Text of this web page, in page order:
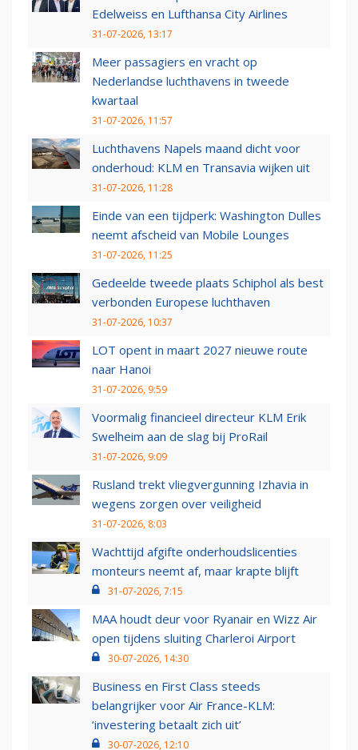
Edelweiss en Lufthansa City Airlines
31-07-2026, 13:17
Meer passagiers en vracht op
Nederlandse luchthavens in tweede
kwartaal
31-07-2026, 11:57
Luchthavens Napels maand dicht voor
onderhoud: KLM en Transavia wijken uit
31-07-2026, 11:28
Einde van een tijdperk: Washington Dulles
neemt afscheid van Mobile Lounges
31-07-2026, 11:25
Gedeelde tweede plaats Schiphol als best
verbonden Europese luchthaven
31-07-2026, 10:37
LOT opent in maart 2027 nieuwe route
naar Hanoi
31-07-2026, 9:59
Voormalig financieel directeur KLM Erik
Swelheim aan de slag bij ProRail
31-07-2026, 9:09
Rusland trekt vliegvergunning Izhavia in
wegens zorgen over veiligheid
31-07-2026, 8:03
Wachttijd afgifte onderhoudslicenties
monteurs neemt af, maar krapte blijft
31-07-2026, 7:15
MAA houdt deur voor Ryanair en Wizz Air
open tijdens sluiting Charleroi Airport
30-07-2026, 14:30
Business en First Class steeds
belangrijker voor Air France-KLM:
‘investering betaalt zich uit’
30-07-2026, 12:10